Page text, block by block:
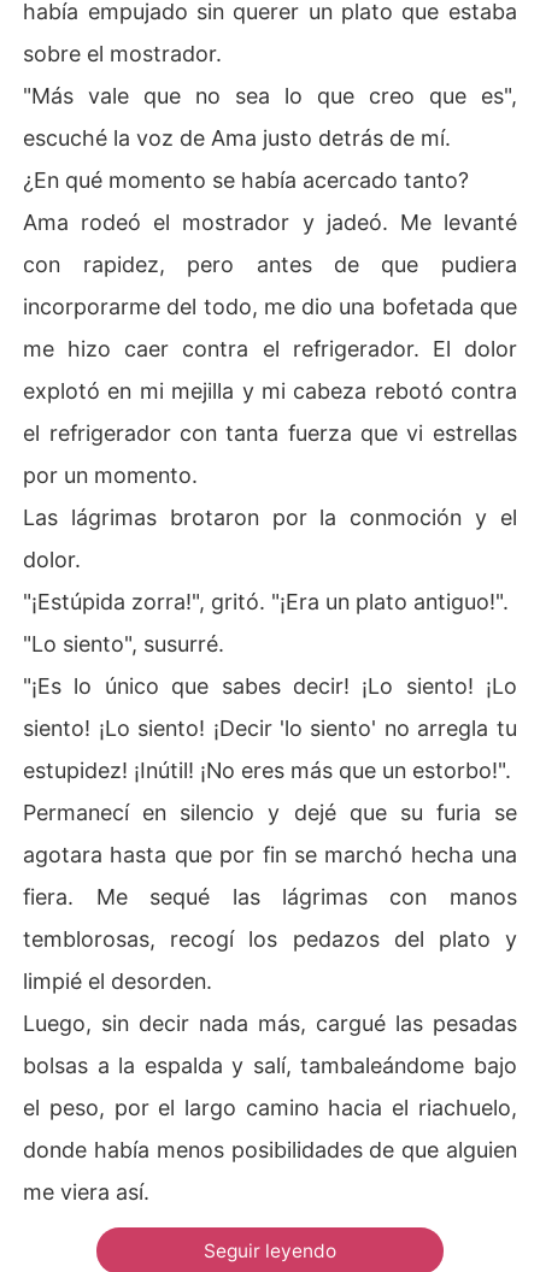
había empujado sin querer un plato que estaba
sobre el mostrador.
"Más vale que no sea lo que creo que es",
escuché la voz de Ama justo detrás de mí.
¿En qué momento se había acercado tanto?
Ama rodeó el mostrador y jadeó. Me levanté
con rapidez, pero antes de que pudiera
incorporarme del todo, me dio una bofetada que
me hizo caer contra el refrigerador. El dolor
explotó en mi mejilla y mi cabeza rebotó contra
el refrigerador con tanta fuerza que vi estrellas
por un momento.
Las lágrimas brotaron por la conmoción y el
dolor.
"¡Estúpida zorra!", gritó. "¡Era un plato antiguo!".
"Lo siento", susurré.
"¡Es lo único que sabes decir! ¡Lo siento! ¡Lo
siento! ¡Lo siento! ¡Decir 'lo siento' no arregla tu
estupidez! ¡Inútil! ¡No eres más que un estorbo!".
Permanecí en silencio y dejé que su furia se
agotara hasta que por fin se marchó hecha una
fiera. Me sequé las lágrimas con manos
temblorosas, recogí los pedazos del plato y
limpié el desorden.
Luego, sin decir nada más, cargué las pesadas
bolsas a la espalda y salí, tambaleándome bajo
el peso, por el largo camino hacia el riachuelo,
donde había menos posibilidades de que alguien
me viera así.
Seguir leyendo